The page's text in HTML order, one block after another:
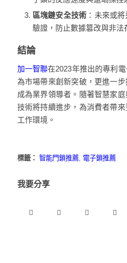
區塊鏈安全技術 ：未來或
驗證，防止數據篡改與非法
結論
加一智聯在2023年推出的專利
為市場帶來創新突破，更進一步
成為業界領導者。隨著智慧家
技術將持續進步，為消費者帶
工作環境。
標籤： 智能門鎖推薦, 電子鎖推薦
我要分享